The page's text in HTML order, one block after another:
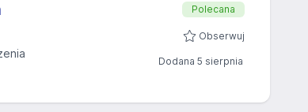
Polecana
Obserwuj
Dodana 5 sierpnia